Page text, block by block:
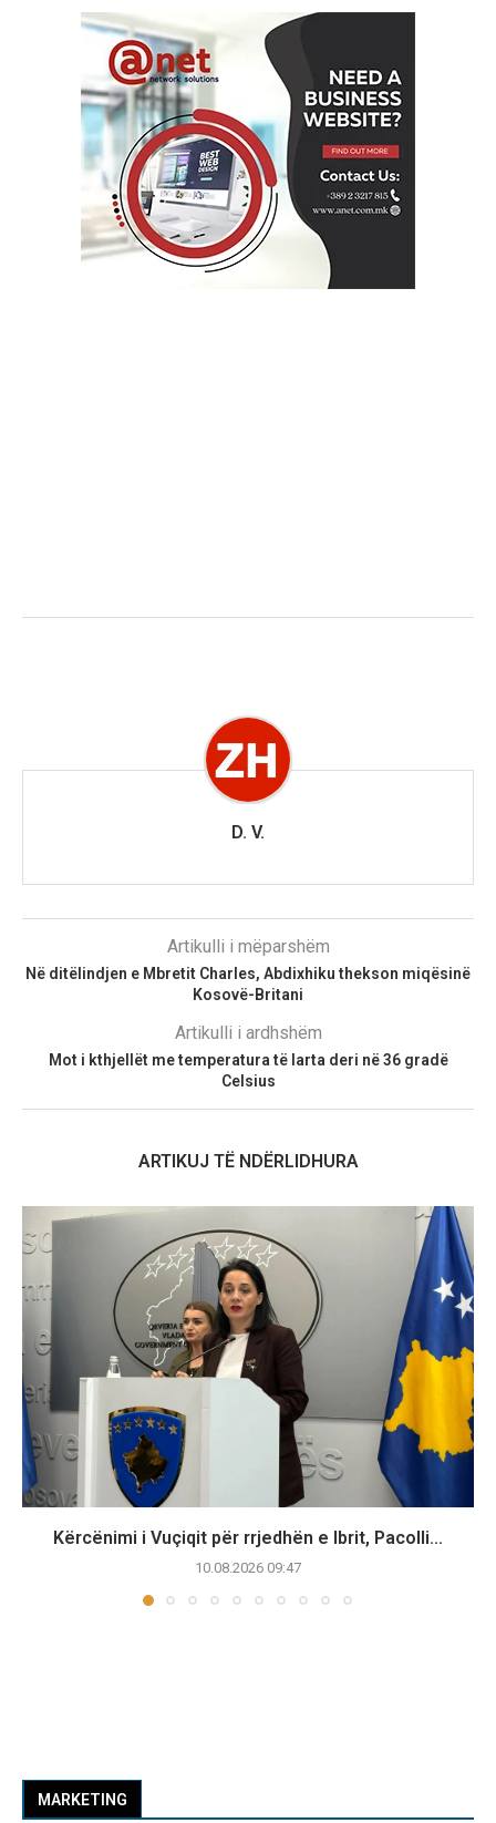
D. V.
Artikulli i mëparshëm
Në ditëlindjen e Mbretit Charles, Abdixhiku thekson miqësinë
Kosovë-Britani
Artikulli i ardhshëm
Mot i kthjellët me temperatura të larta deri në 36 gradë
Celsius
ARTIKUJ TË NDËRLIDHURA
Kërcënimi i Vuçiqit për rrjedhën e Ibrit, Pacolli...
10.08.2026 09:47
MARKETING